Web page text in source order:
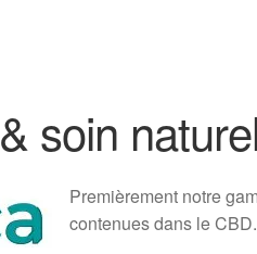
soin
Premièrement notre
contenues dans le CBD.